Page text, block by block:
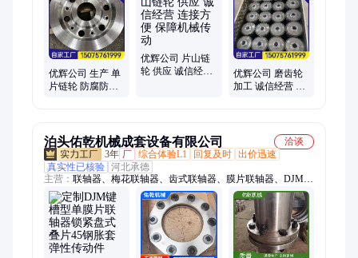
优辉公司 生产 单
片链轮 防腐防锈
优辉公司 片山链
轮 供应 诚信经营
优辉公司 磨齿轮
加工 诚信经营 连
泊头佑乾机械成套设备有限公司
洽谈
3年 厂 综合体验L1 回复及时 出价迅速
真实性已核验 河北承德
主营： 联轴器、梅花联轴器、齿式联轴器、膜片联轴器、DJM膜
片联轴器、柱销联轴器、蛇簧联轴器、链条联轴器、弹性套联轴
器、凸缘联轴器、星型联轴器、中间接齿式联轴器、十字滑块联
轴器、尼龙齿式联轴器、夹壳联轴器、轮胎联轴器、柱销齿式联
轴器、带制动轮柱销齿联轴器、带制动轮梅花联轴器、滑块联轴
器、尼龙柱销齿式联轴器